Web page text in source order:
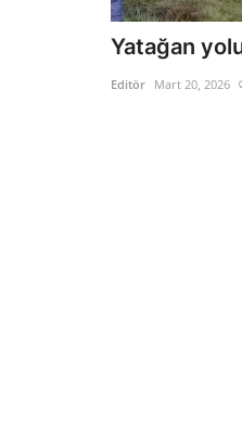
Yatağan
Editör Mart 20, 2026